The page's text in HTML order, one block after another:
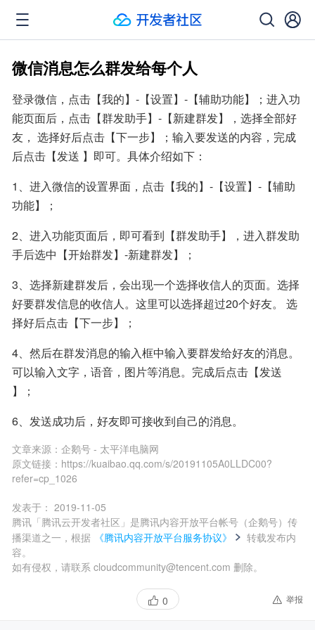
微信消息怎么群发给每个人
登录微信，点击【我的】-【设置】-【辅助功能】；进入功
能页面后，点击【群发助手】-【新建群发】，选择全部好
友， 选择好后点击【下一步】；输入要发送的内容，完成
后点击【发送 】即可。具体介绍如下：
1、进入微信的设置界面，点击【我的】-【设置】-【辅助
功能】；
2、进入功能页面后，即可看到【群发助手】，进入群发助
手后选中【开始群发】-新建群发】；
3、选择新建群发后，会出现一个选择收信人的页面。选择
好要群发信息的收信人。这里可以选择超过20个好友。 选
择好后点击【下一步】；
4、然后在群发消息的输入框中输入要群发给好友的消息。
可以输入文字，语音，图片等消息。完成后点击【发送
】；
6、发送成功后，好友即可接收到自己的消息。
文章来源： 企鹅号 - 太平洋电脑网
原文链接： https://kuaibao.qq.com/s/20191105A0LLDC00?
refer=cp_1026
发表于： 2019-11-05
腾讯「腾讯云开发者社区」是腾讯内容开放平台帐号（企鹅号）传
播渠道之一，根据
《腾讯内容开放平台服务协议》
转载发布内
容。
如有侵权，请联系 cloudcommunity@tencent.com 删除。
0 举报